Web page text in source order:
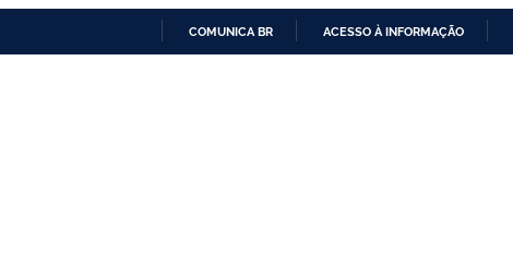
COMUNICA BR ACESSO À INFORMAÇÃO